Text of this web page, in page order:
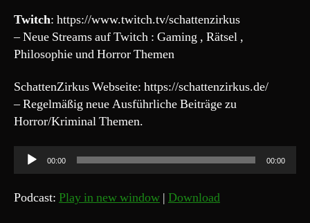
Twitch: https://www.twitch.tv/schattenzirkus
– Neue Streams auf Twitch : Gaming , Rätsel ,
Philosophie und Horror Themen
SchattenZirkus Webseite: https://schattenzirkus.de/
– Regelmäßig neue Ausführliche Beiträge zu
Horror/Kriminal Themen.
u
d
00:00 00:00
Podcast: Play in new window | Download